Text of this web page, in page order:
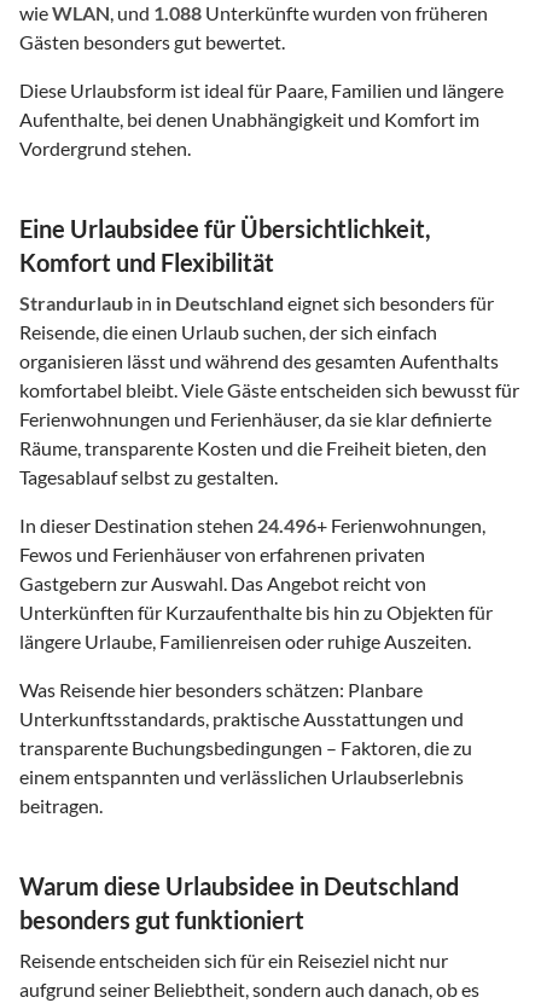
wieWLAN, und 1.088 Unterkünfte wurden von früheren
Gästen besonders gut bewertet.
Diese Urlaubsform ist ideal für Paare, Familien und längere
Aufenthalte, bei denen Unabhängigkeit und Komfort im
Vordergrund stehen.
Eine Urlaubsidee für Übersichtlichkeit,
Komfort und Flexibilität
Strandurlaub in in Deutschland eignet sich besonders für
Reisende, die einen Urlaub suchen, der sich einfach
organisieren lässt und während des gesamten Aufenthalts
komfortabel bleibt. Viele Gäste entscheiden sich bewusst für
Ferienwohnungen und Ferienhäuser, da sie klar definierte
Räume, transparente Kosten und die Freiheit bieten, den
Tagesablauf selbst zu gestalten.
In dieser Destination stehen 24.496+ Ferienwohnungen,
Fewos und Ferienhäuser von erfahrenen privaten
Gastgebern zur Auswahl. Das Angebot reicht von
Unterkünften für Kurzaufenthalte bis hin zu Objekten für
längere Urlaube, Familienreisen oder ruhige Auszeiten.
Was Reisende hier besonders schätzen: Planbare
Unterkunftsstandards, praktische Ausstattungen und
transparente Buchungsbedingungen – Faktoren, die zu
einem entspannten und verlässlichen Urlaubserlebnis
beitragen.
Warum diese Urlaubsidee in Deutschland
besonders gut funktioniert
Reisende entscheiden sich für ein Reiseziel nicht nur
aufgrund seiner Beliebtheit, sondern auch danach, ob es